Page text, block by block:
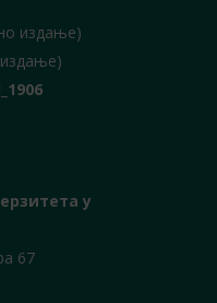
издање)
у
67